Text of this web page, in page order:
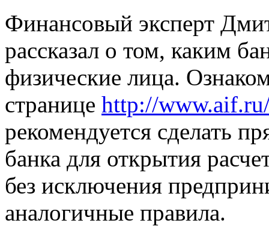
Финансовый эксперт
рассказал о том, каким
физические лица.
странице http://
рекомендуется сделать
банка для открытия
без исключения
аналогичные правила.